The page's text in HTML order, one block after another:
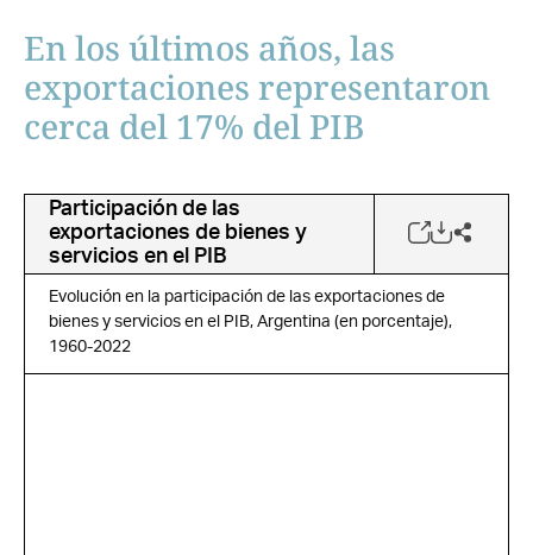
En los últimos años, las
exportaciones representaron
cerca del 17% del PIB
Participación de las
exportaciones de bienes y
servicios en el PIB
Evolución en la participación de las exportaciones de
bienes y servicios en el PIB, Argentina (en porcentaje),
1960-2022